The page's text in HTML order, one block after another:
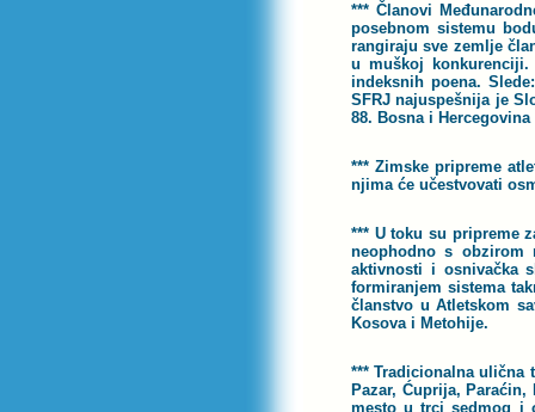
*** Članovi
posebnom sistemu
rangiraju sve zemlje
u muškoj konkurenciji.
indeksnih poena.
SFRJ najuspešnija je
88. Bosna i Hercegovina
*** Zimske pripreme
njima će učestvovati
*** U toku su pripreme
neophodno s obzirom
aktivnosti i osnivačka
formiranjem sistema
članstvo u Atletskom
Kosova i Metohije.
*** Tradicionalna ulična
Pazar, Ćuprija,
mesto u trci sedmog i